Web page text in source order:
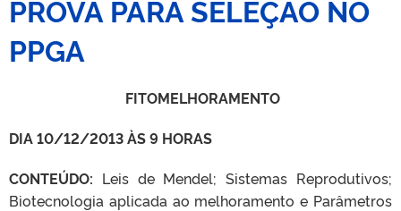
PROVA PARA SELEÇÃO NO
PPGA
FITOMELHORAMENTO
DIA 10/12/2013 ÀS 9 HORAS
CONTEÚDO: Leis de Mendel; Sistemas Reprodutivos;
Biotecnologia aplicada ao melhoramento e Parâmetros